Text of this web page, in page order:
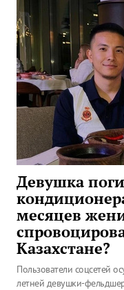
Девушка
месяцев
Казахстане?
Пользователи соцсетей
летней девушки-